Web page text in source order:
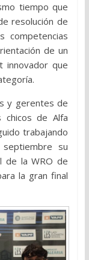
tiempo que
resolución de
competencias
de un
innovador que
y gerentes de
de Alfa
trabajando
su
de la WRO de
la gran final